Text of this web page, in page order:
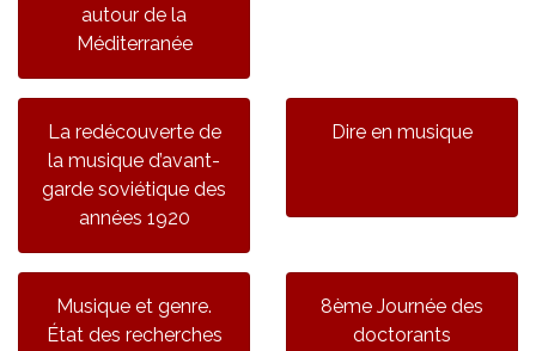
autour de la
Méditerranée
La redécouverte de
la musique d’avant-
garde soviétique des
années 1920
Dire en musique
Musique et genre.
État des recherches
8ème Journée des
doctorants